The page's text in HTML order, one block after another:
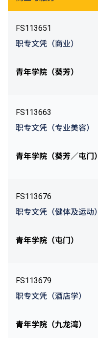
FS113651
职专文凭（商业）
青年学院（葵芳）
FS113663
职专文凭（专业美容）
青年学院（葵芳／屯门）
FS113676
职专文凭（健体及运动）
青年学院（屯门）
FS113679
职专文凭（酒店学）
青年学院（九龙湾）